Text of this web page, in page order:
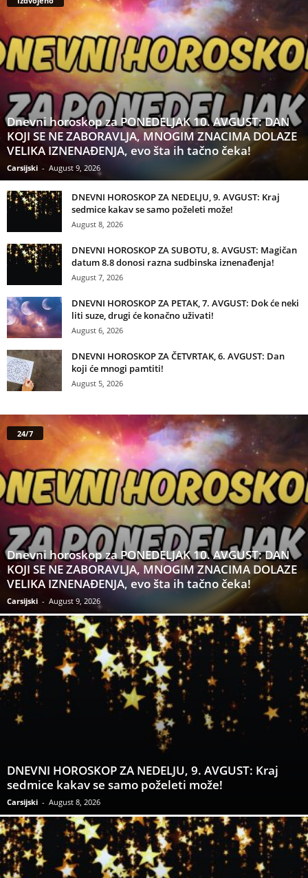
Dnevni horoskop za PONEDELJAK 10. AVGUST: DAN
KOJI SE NE ZABORAVLJA, MNOGIM ZNACIMA DOLAZE
VELIKA IZNENAĐENJA, evo šta ih tačno čeka!
Carsijski - August 9, 2026
DNEVNI HOROSKOP ZA NEDELJU, 9. AVGUST: Kraj
sedmice kakav se samo poželeti može!
August 8, 2026
DNEVNI HOROSKOP ZA SUBOTU, 8. AVGUST: Magičan
datum 8.8 donosi razna sudbinska iznenađenja!
August 7, 2026
DNEVNI HOROSKOP ZA PETAK, 7. AVGUST: Dok će neki
liti suze, drugi će konačno uživati!
August 6, 2026
DNEVNI HOROSKOP ZA ČETVRTAK, 6. AVGUST: Dan
koji će mnogi pamtiti!
August 5, 2026
24/7
Dnevni horoskop za PONEDELJAK 10. AVGUST: DAN
KOJI SE NE ZABORAVLJA, MNOGIM ZNACIMA DOLAZE
VELIKA IZNENAĐENJA, evo šta ih tačno čeka!
Carsijski - August 9, 2026
DNEVNI HOROSKOP ZA NEDELJU, 9. AVGUST: Kraj
sedmice kakav se samo poželeti može!
Carsijski - August 8, 2026